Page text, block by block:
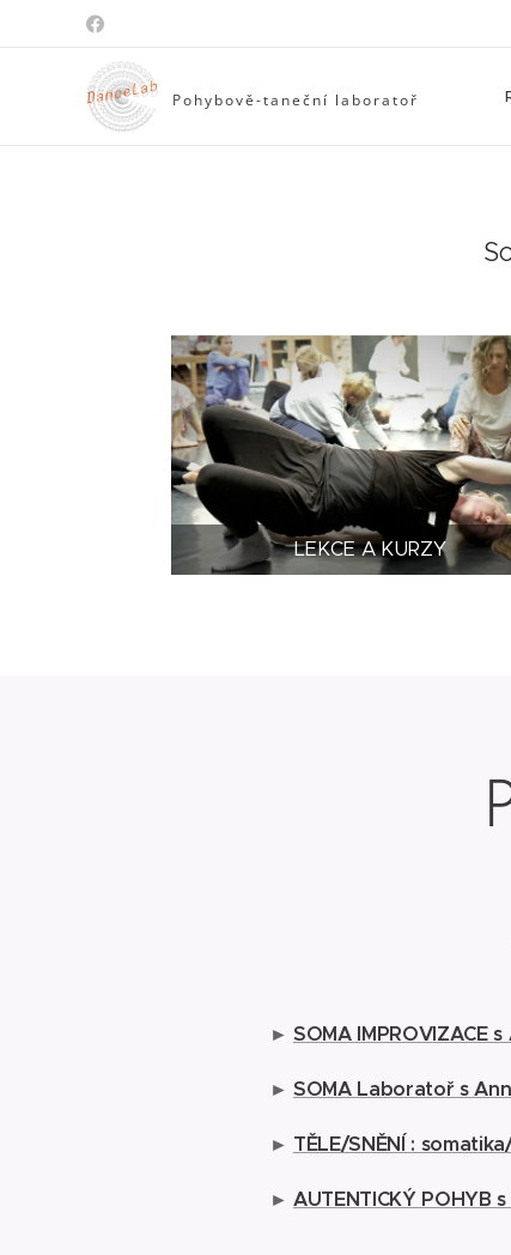
Pohybově-taneční laboratoř
LEKCE A KURZY
► SOMA IMPROVIZACE
► SOMA Laboratoř s
► TĚLE/SNĚNÍ :
► AUTENTICKÝ POHYB